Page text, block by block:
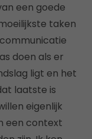
een goede
taken
doen als er
ligt en het
laatste is
eigenlijk
een context